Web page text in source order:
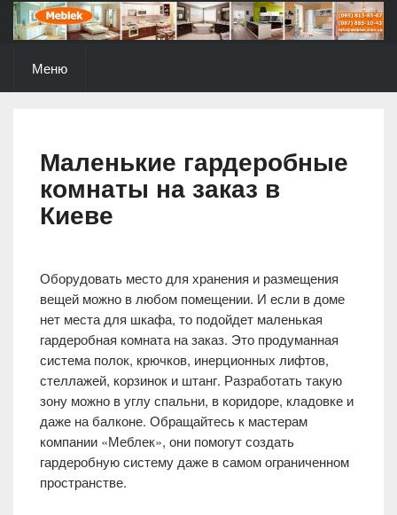
Skip
Меню
Маленькие гардеробные
комнаты на заказ в
Киеве
Оборудовать место для хранения и размещения
вещей можно в любом помещении. И если в доме
нет места для шкафа, то подойдет маленькая
гардеробная комната на заказ. Это продуманная
система полок, крючков, инерционных лифтов,
стеллажей, корзинок и штанг. Разработать такую
зону можно в углу спальни, в коридоре, кладовке и
даже на балконе. Обращайтесь к мастерам
компании «Меблек», они помогут создать
гардеробную систему даже в самом ограниченном
пространстве.